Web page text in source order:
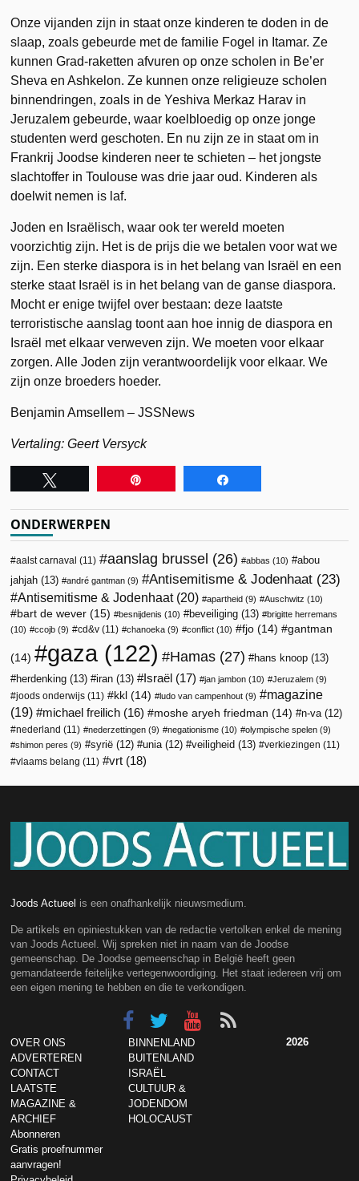
Onze vijanden zijn in staat onze kinderen te doden in de
slaap, zoals gebeurde met de familie Fogel in Itamar. Ze
kunnen Grad-raketten afvuren op onze scholen in Be’er
Sheva en Ashkelon. Ze kunnen onze religieuze scholen
binnendringen, zoals in de Yeshiva Merkaz Harav in
Jeruzalem gebeurde, waar koelbloedig op onze jonge
studenten werd geschoten. En nu zijn ze in staat om in
Frankrij Joodse kinderen neer te schieten – het jongste
slachtoffer in Toulouse was drie jaar oud. Kinderen als
doelwit nemen is laf.
Joden en Israëlisch, waar ook ter wereld moeten
voorzichtig zijn. Het is de prijs die we betalen voor wat we
zijn. Een sterke diaspora is in het belang van Israël en een
sterke staat Israël is in het belang van de ganse diaspora.
Mocht er enige twijfel over bestaan: deze laatste
terroristische aanslag toont aan hoe innig de diaspora en
Israël met elkaar verweven zijn. We moeten voor elkaar
zorgen. Alle Joden zijn verantwoordelijk voor elkaar. We
zijn onze broeders hoeder.
Benjamin Amsellem – JSSNews
Vertaling: Geert Versyck
ONDERWERPEN
aalst carnaval (11) aanslag brussel (26) abbas (10)
abou
jahjah (13) andré gantman (9) Antisemitisme & Jodenhaat (23)
Antisemitisme & Jodenhaat(20) apartheid (9) Auschwitz (10)
bart de wever (15) besnijdenis (10) beveiliging (13)
brigitte herremans
(10)
ccojb (9) cd&v (11) chanoeka (9) conflict (10) fjo (14) gantman
(14) gaza (122) Hamas (27) hans knoop (13)
herdenking (13) iran (13) Israël (17) jan jambon (10) Jeruzalem (9)
joods onderwijs (11) kkl (14) ludo van campenhout (9)
magazine
(19)
michael freilich (16) moshe aryeh friedman (14) n-va (12)
nederland (11) nederzettingen (9) negationisme (10) olympische spelen (9)
shimon peres (9) syrië (12) unia (12) veiligheid (13) verkiezingen (11)
vlaams belang (11) vrt (18)
Joods Actueel is een onafhankelijk nieuwsmedium.
De artikels en opiniestukken van de redactie vertolken enkel de mening
van Joods Actueel. Wij spreken niet in naam van de Joodse
gemeenschap. De Joodse gemeenschap in België heeft geen
gemandateerde feitelijke vertegenwoordiging. Het staat iedereen vrij om
een eigen mening te hebben en die te verkondigen.
OVER ONS
ADVERTEREN
CONTACT
LAATSTE
MAGAZINE &
ARCHIEF
Abonneren
Gratis proefnummer
aanvragen!
BINNENLAND
BUITENLAND
ISRAËL
CULTUUR &
JODENDOM
HOLOCAUST
2026